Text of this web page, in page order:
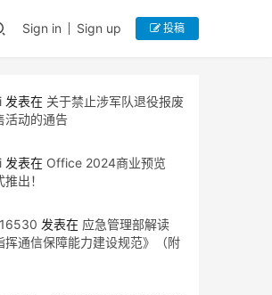
Sign in Sign up 投稿
发表在 关于禁止涉军队退役报废
活动的通告
发表在 Office 2024商业预览
出！
发表在 应急管理部解读
挥通信保障能力建设规范》（附